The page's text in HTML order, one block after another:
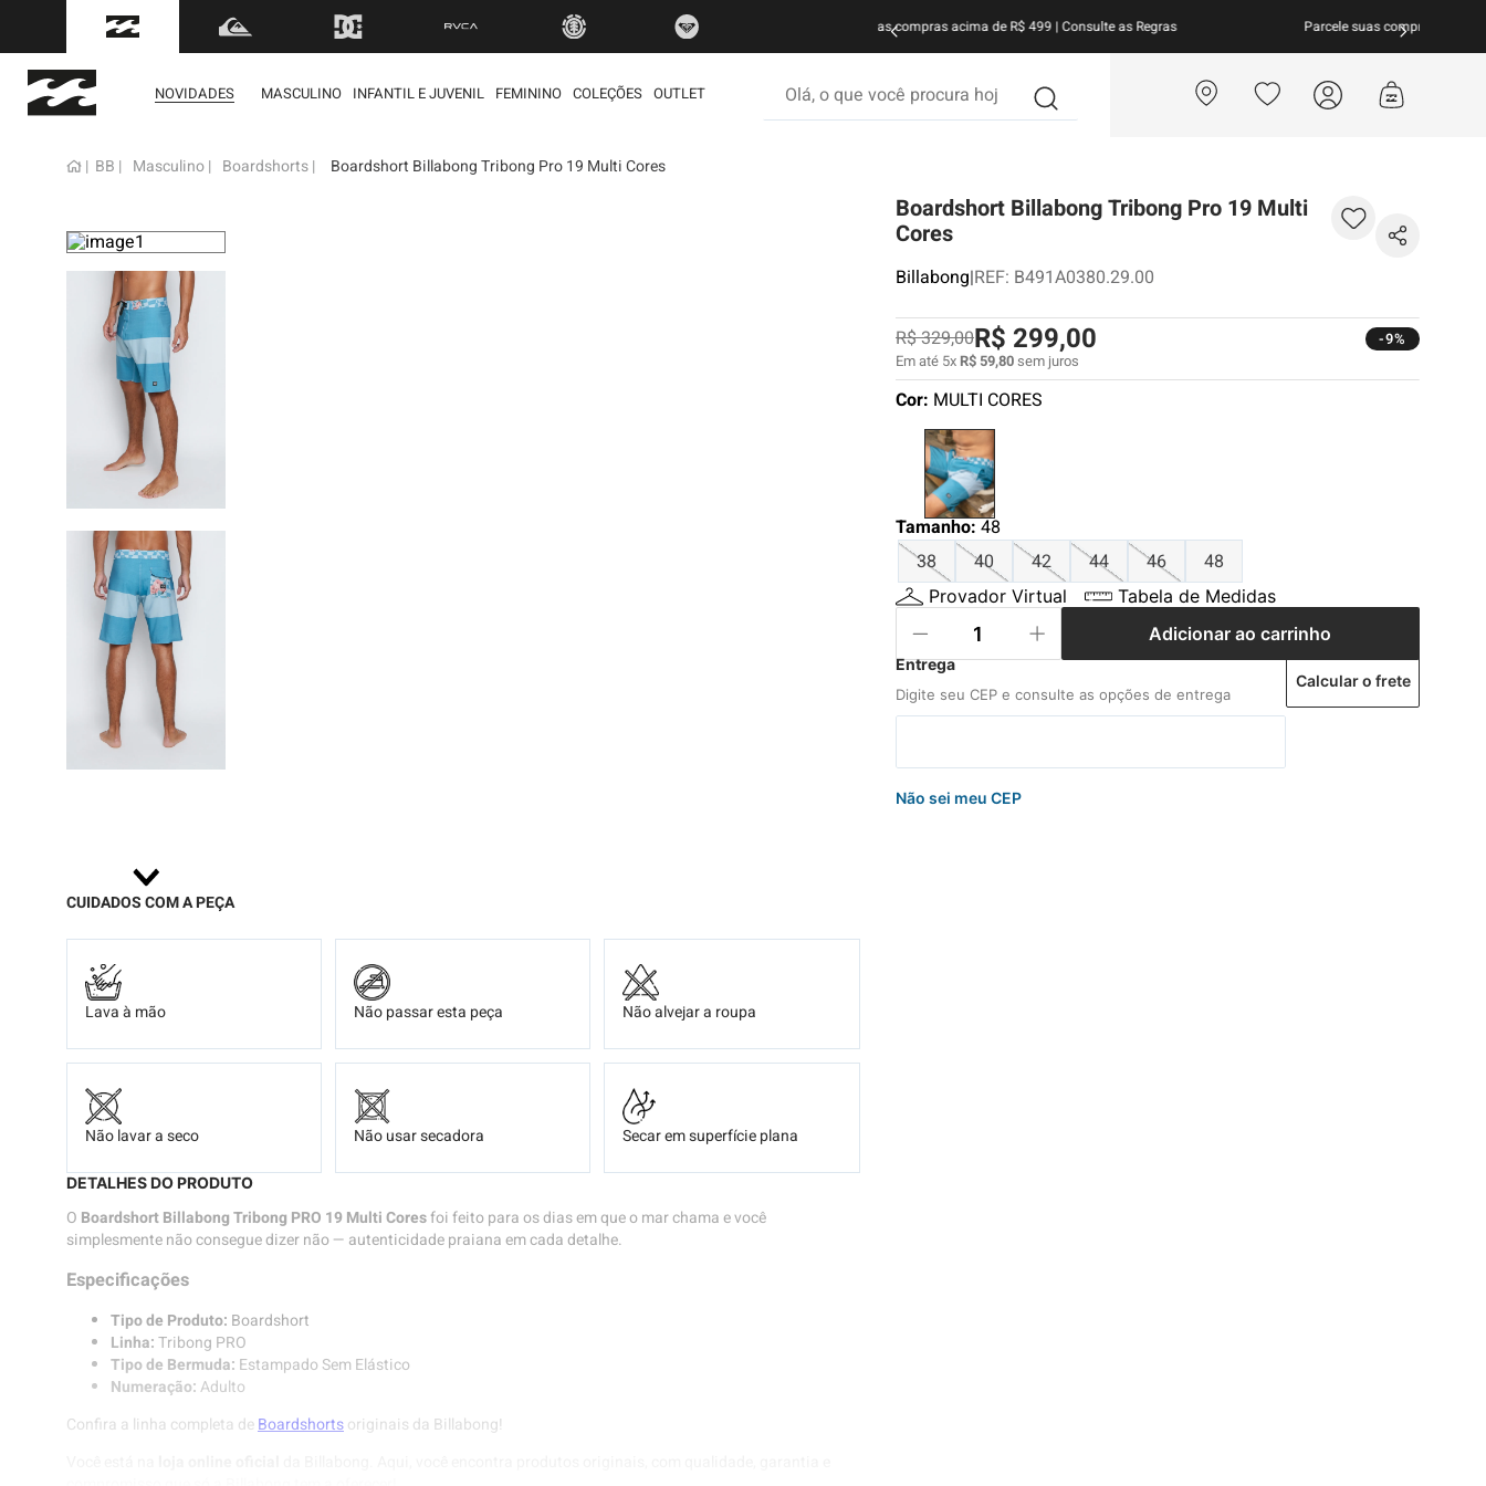
FRETE GRÁTISpara todo Brasil nas compras acima de R$ 499 | Consulte as Regras Parcele suas compras ematé 10x sem juros! Aproveite!
NOVIDADES MASCULINO INFANTIL E JUVENIL FEMININO COLEÇÕES OUTLET
BB Masculino Boardshorts Boardshort Billabong Tribong Pro 19 Multi Cores
CUIDADOS COM A PEÇA
Lava à mão Não passar esta peça Não alvejar a roupa
Não lavar a seco Não usar secadora Secar em superfície plana
DETALHES DO PRODUTO
O Boardshort Billabong Tribong PRO 19 Multi Coresfoi feito para os dias em que o mar chama e você
simplesmente não consegue dizer não — autenticidade praiana em cada detalhe.
Especificações
Tipo de Produto: Boardshort
Linha:Tribong PRO
Tipo de Bermuda: Estampado Sem Elástico
Numeração:Adulto
Confira a linha completa deBoardshortsoriginais da Billabong!
Boardshort Billabong Tribong Pro 19 Multi
Cores
Billabong|REF: B491A0380.29.00
R$329,00R$ 299,00
Em até 5xR$ 59,80sem juros
-9%
Cor: MULTI CORES
Tamanho:48
38
40 42 44 46 48
Provador Virtual
Tabela de Medidas
Adicionar ao carrinho
Não sei meu CEP
Calcular o frete
termos mais buscados